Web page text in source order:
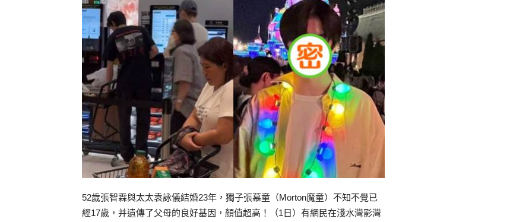
52歲張智霖與太太袁詠儀結婚23年，獨子張慕童（Morton魔童）不知不覺已
經17歲，并遺傳了父母的良好基因，顏值超高！（1日）有網民在淺水灣影灣